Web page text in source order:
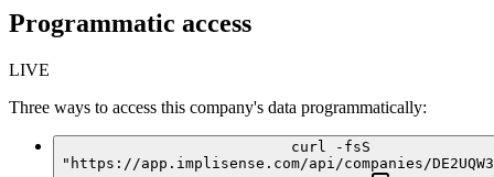
Programmatic access
LIVE
Three ways to access this company's data programmatically:
curl -fsS
"https://app.implisense.com/api/companies/